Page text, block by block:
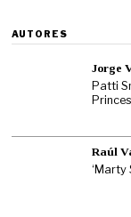
AUTORES
Jorge
Patti
Raúl
‘Marty